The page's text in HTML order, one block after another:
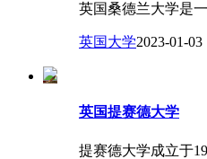
英国桑德兰大学是
英国大学2023-01-03
英国提赛德大学
提赛德大学成立于